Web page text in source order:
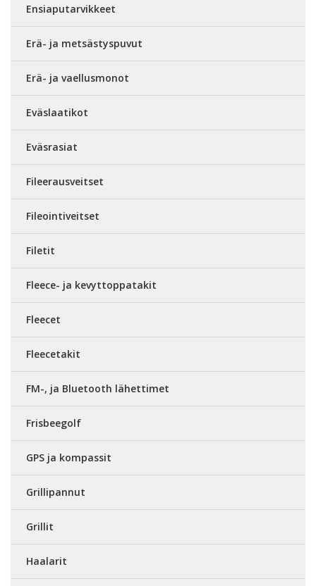
Ensiaputarvikkeet
Erä- ja metsästyspuvut
Erä- ja vaellusmonot
Eväslaatikot
Eväsrasiat
Fileerausveitset
Fileointiveitset
Filetit
Fleece- ja kevyttoppatakit
Fleecet
Fleecetakit
FM-, ja Bluetooth lähettimet
Frisbeegolf
GPS ja kompassit
Grillipannut
Grillit
Haalarit